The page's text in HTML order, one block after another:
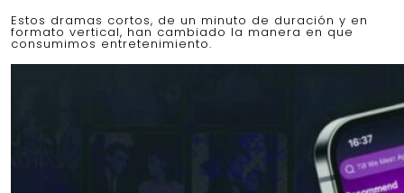
Estos dramas cortos, de un minuto de duración y en
formato vertical, han cambiado la manera en que
consumimos entretenimiento.